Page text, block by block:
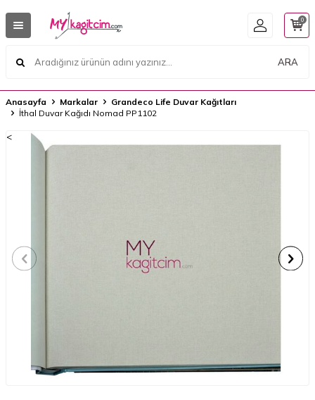
ARA
0
Anasayfa Markalar
Grandeco Life Duvar Kağıtları
İthal Duvar Kağıdı Nomad PP1102
<